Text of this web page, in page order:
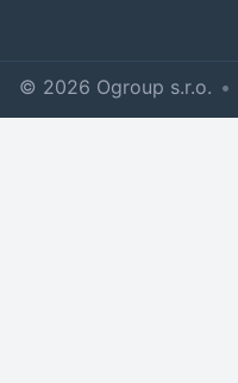
© 2026 Ogroup s.r.o. •